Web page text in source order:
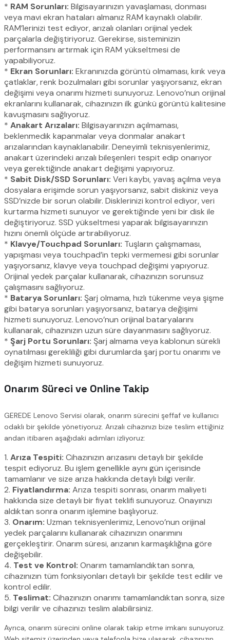
* RAM Sorunları: Bilgisayarınızın yavaşlaması, donması
veya mavi ekran hataları almanız RAM kaynaklı olabilir.
RAM’lerinizi test ediyor, arızalı olanları orijinal yedek
parçalarla değiştiriyoruz. Gerekirse, sisteminizin
performansını artırmak için RAM yükseltmesi de
yapabiliyoruz.
* Ekran Sorunları: Ekranınızda görüntü olmaması, kırık veya
çatlaklar, renk bozulmaları gibi sorunlar yaşıyorsanız, ekran
değişimi veya onarımı hizmeti sunuyoruz. Lenovo’nun orijinal
ekranlarını kullanarak, cihazınızın ilk günkü görüntü kalitesine
kavuşmasını sağlıyoruz.
* Anakart Arızaları: Bilgisayarınızın açılmaması,
beklenmedik kapanmalar veya donmalar anakart
arızalarından kaynaklanabilir. Deneyimli teknisyenlerimiz,
anakart üzerindeki arızalı bileşenleri tespit edip onarıyor
veya gerektiğinde anakart değişimi yapıyoruz.
* Sabit Disk/SSD Sorunları: Veri kaybı, yavaş açılma veya
dosyalara erişimde sorun yaşıyorsanız, sabit diskiniz veya
SSD’nizde bir sorun olabilir. Disklerinizi kontrol ediyor, veri
kurtarma hizmeti sunuyor ve gerektiğinde yeni bir disk ile
değiştiriyoruz. SSD yükseltmesi yaparak bilgisayarınızın
hızını önemli ölçüde artırabiliyoruz.
* Klavye/Touchpad Sorunları: Tuşların çalışmaması,
yapışması veya touchpad’in tepki vermemesi gibi sorunlar
yaşıyorsanız, klavye veya touchpad değişimi yapıyoruz.
Orijinal yedek parçalar kullanarak, cihazınızın sorunsuz
çalışmasını sağlıyoruz.
* Batarya Sorunları: Şarj olmama, hızlı tükenme veya şişme
gibi batarya sorunları yaşıyorsanız, batarya değişimi
hizmeti sunuyoruz. Lenovo’nun orijinal bataryalarını
kullanarak, cihazınızın uzun süre dayanmasını sağlıyoruz.
* Şarj Portu Sorunları: Şarj almama veya kablonun sürekli
oynatılması gerekliliği gibi durumlarda şarj portu onarımı ve
değişim hizmeti sunuyoruz.
Onarım Süreci ve Online Takip
GEREDE Lenovo Servisi olarak, onarım sürecini şeffaf ve kullanıcı
odaklı bir şekilde yönetiyoruz. Arızalı cihazınızı bize teslim ettiğiniz
andan itibaren aşağıdaki adımları izliyoruz:
1. Arıza Tespiti: Cihazınızın arızasını detaylı bir şekilde
tespit ediyoruz. Bu işlem genellikle aynı gün içerisinde
tamamlanır ve size arıza hakkında detaylı bilgi verilir.
2. Fiyatlandırma: Arıza tespiti sonrası, onarım maliyeti
hakkında size detaylı bir fiyat teklifi sunuyoruz. Onayınızı
aldıktan sonra onarım işlemine başlıyoruz.
3. Onarım: Uzman teknisyenlerimiz, Lenovo’nun orijinal
yedek parçalarını kullanarak cihazınızın onarımını
gerçekleştirir. Onarım süresi, arızanın karmaşıklığına göre
değişebilir.
4. Test ve Kontrol: Onarım tamamlandıktan sonra,
cihazınızın tüm fonksiyonları detaylı bir şekilde test edilir ve
kontrol edilir.
5. Teslimat: Cihazınızın onarımı tamamlandıktan sonra, size
bilgi verilir ve cihazınızı teslim alabilirsiniz.
Ayrıca, onarım sürecini online olarak takip etme imkanı sunuyoruz.